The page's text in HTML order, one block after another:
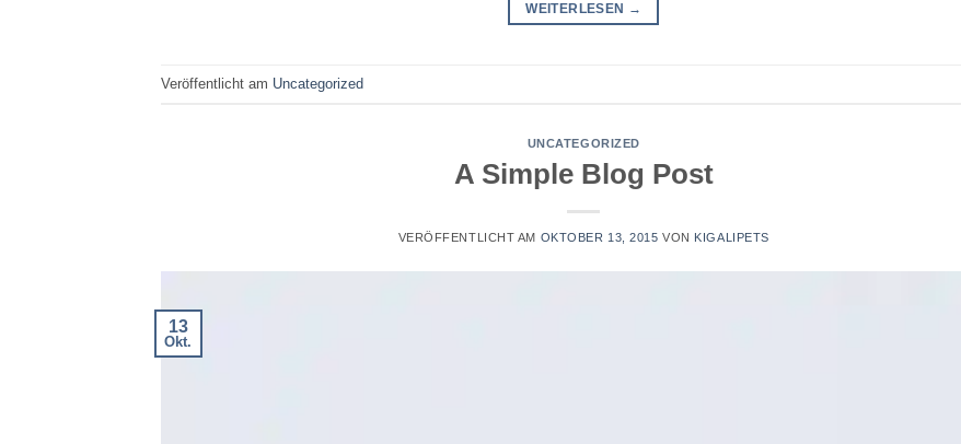
WEITERLESEN →
Veröffentlicht am Uncategorized
UNCATEGORIZED
A Simple Blog Post
VERÖFFENTLICHT AM OKTOBER 13, 2015 VON KIGALIPETS
13
Okt.